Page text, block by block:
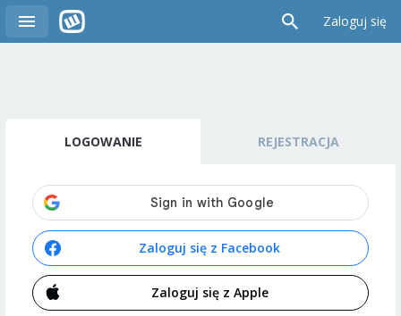
Zaloguj się
LOGOWANIE REJESTRACJA
Zaloguj się z Facebook
Zaloguj się z Apple